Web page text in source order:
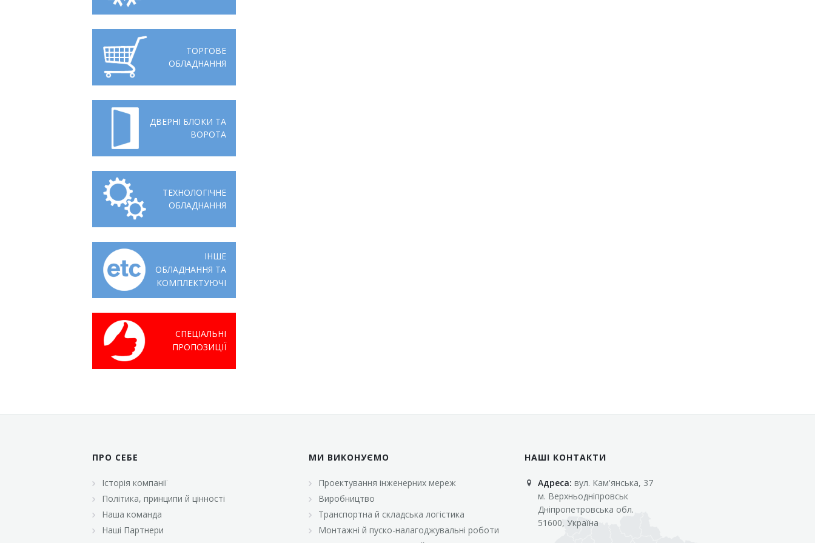
Ліцензії, сертифікати, дипломи
Відео
Вакансії
Сервіс
Модернізація
ТОРГОВЕ
ОБЛАДНАННЯ
ДВЕРНІ БЛОКИ ТА
ВОРОТА
ТЕХНОЛОГІЧНЕ
ОБЛАДНАННЯ
ІНШЕ
ОБЛАДНАННЯ ТА
КОМПЛЕКТУЮЧІ
СПЕЦІАЛЬНІ
ПРОПОЗИЦІЇ
ПРО СЕБЕ
Історія компанії
Політика, принципи й цінності
Наша команда
Наші Партнери
МИ ВИКОНУЄМО
Проектування інженерних мереж
Виробництво
Транспортна й складська логістика
Монтажні й пуско-налагоджувальні роботи
НАШІ КОНТАКТИ
Адреса: вул. Кам'янська, 37
м. Верхньодніпровськ
Дніпропетровська обл.
51600, Україна